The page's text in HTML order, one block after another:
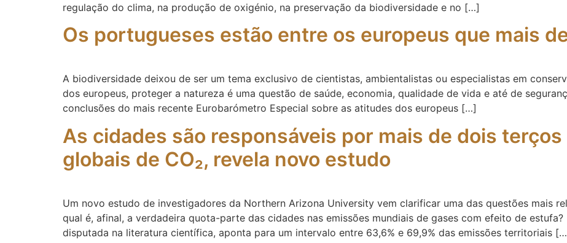
regulação do clima, na produção de oxigénio, na preservação da biodiversidade e no […]
Os portugueses estão entre os europeus que mais
A biodiversidade deixou de ser um tema exclusivo de cientistas, ambientalistas ou especialistas em
dos europeus, proteger a natureza é uma questão de saúde, economia, qualidade de vida e até de
conclusões do mais recente Eurobarómetro Especial sobre as atitudes dos europeus […]
As cidades são responsáveis por mais de dois
globais de CO₂, revela novo estudo
Um novo estudo de investigadores da Northern Arizona University vem clarificar uma das questões mais
qual é, afinal, a verdadeira quota-parte das cidades nas emissões mundiais de gases com efeito de
disputada na literatura científica, aponta para um intervalo entre 63,6% e 69,9% das emissões territoriais